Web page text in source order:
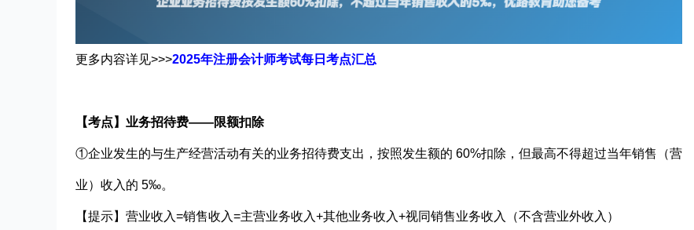
更多内容详见>>>2025年注册会计师考试每日考点汇总
【考点】业务招待费——限额扣除
①企业发生的与生产经营活动有关的业务招待费支出，按照发生额的 60%扣除，但最高不得超过当年销售（营
业）收入的 5‰。
【提示】营业收入=销售收入=主营业务收入+其他业务收入+视同销售业务收入（不含营业外收入）